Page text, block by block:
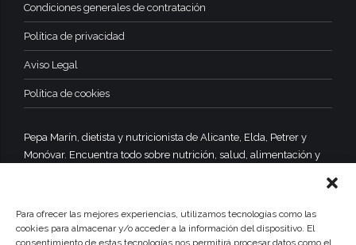
Para ofrecer las mejores experiencias, utilizamos tecnologías como las
cookies para almacenar y/o acceder a la información del dispositivo. El
consentimiento de estas tecnologías nos permitirá procesar datos como el
Condiciones generales de contratación
Política de privacidad
Aviso Legal
Política de cookies
Pepa Marín, dietista y nutricionista de Alicante, Elda, Petrer y
Monóvar. Encuentra todo sobre nutrición, salud, alimentación y